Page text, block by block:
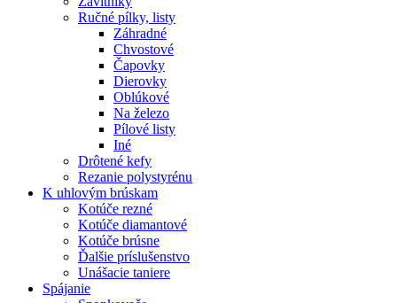
Ručné pílky, listy
Záhradné
Chvostové
Čapovky
Dierovky
Oblúkové
Na železo
Pílové listy
Iné
Drôtené kefy
Rezanie polystyrénu
K uhlovým brúskam
Kotúče rezné
Kotúče diamantové
Kotúče brúsne
Ďalšie príslušenstvo
Unášacie taniere
Spájanie